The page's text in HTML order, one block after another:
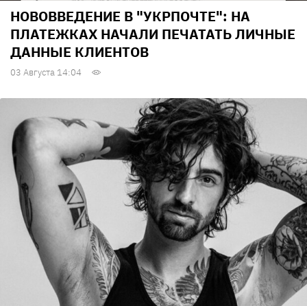
НОВОВВЕДЕНИЕ В "УКРПОЧТЕ": НА
ПЛАТЕЖКАХ НАЧАЛИ ПЕЧАТАТЬ ЛИЧНЫЕ
ДАННЫЕ КЛИЕНТОВ
03 Августа 14:04